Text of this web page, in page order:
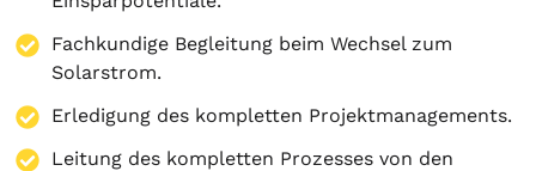
Fachkundige Begleitung beim Wechsel zum
Solarstrom.
Erledigung des kompletten Projektmanagements.
Leitung des kompletten Prozesses von den